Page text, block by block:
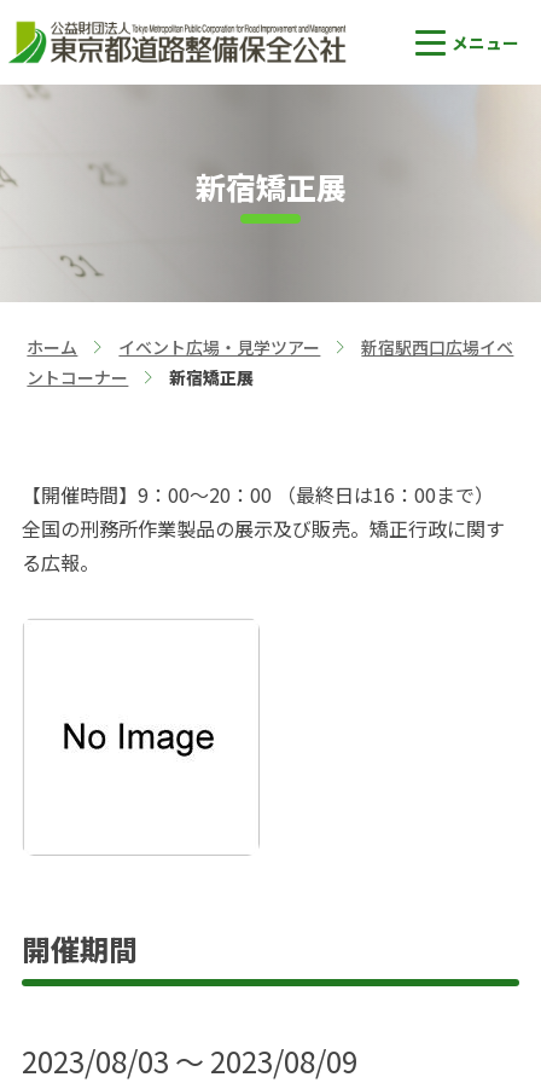
新宿矯正展
ホーム
>
イベント広場・見学ツアー
新宿駅西口広場イベ
ントコーナー
新宿矯正展
【開催時間】9：00～20：00 （最終日は16：00まで）
全国の刑務所作業製品の展示及び販売。矯正行政に関す
る広報。
開催期間
2023/08/03 ～ 2023/08/09